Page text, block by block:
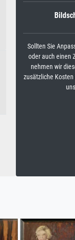
Sollten Sie
oder auch einen
nehmen wir
zusätzliche Kosten